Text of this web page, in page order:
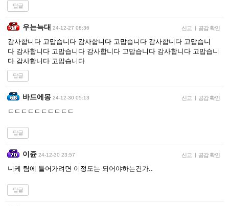
답글
우는늑대 24-12-27 08:36 신고 | 공감 확인
감사합니다 고맙습니다 감사합니다 고맙습니다 감사합니다 고맙습니
다 감사합니다 고맙습니다 감사합니다 고맙습니다 감사합니다 고맙습니
다 감사합니다 고맙습니다
답글
바드에몽 24-12-30 05:13 신고 | 공감 확인
ㄷㄷㄷㄷㄷㄷㄷㄷㄷㄷ
답글
이쥰 24-12-30 23:57 신고 | 공감 확인
니케 팀에 들어가려면 이정도는 되어야하는건가..
답글